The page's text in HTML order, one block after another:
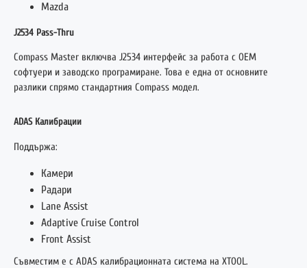
Mazda
J2534 Pass-Thru
Compass Master включва J2534 интерфейс за работа с OEM
софтуери и заводско програмиране. Това е една от основните
разлики спрямо стандартния Compass модел.
ADAS Калибрации
Поддържа:
Камери
Радари
Lane Assist
Adaptive Cruise Control
Front Assist
Съвместим е с ADAS калибрационната система на XTOOL.